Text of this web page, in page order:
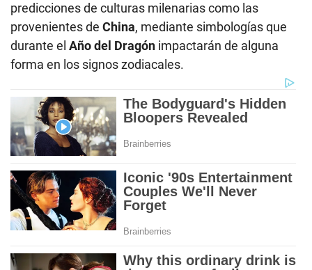
predicciones de culturas milenarias como las
provenientes de China, mediante simbologías que
durante el Año del Dragón impactarán de alguna
forma en los signos zodiacales.